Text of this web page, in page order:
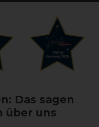
Das sagen
über uns